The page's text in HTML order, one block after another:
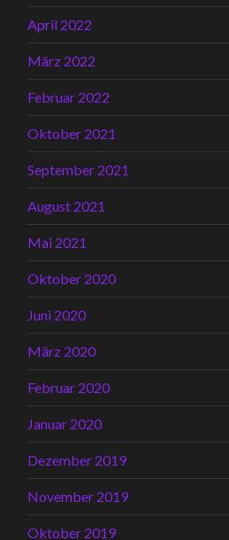
April 2022
März 2022
Februar 2022
Oktober 2021
September 2021
August 2021
Mai 2021
Oktober 2020
Juni 2020
März 2020
Februar 2020
Januar 2020
Dezember 2019
November 2019
Oktober 2019